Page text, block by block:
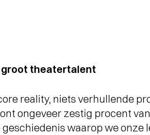
theatertalent
reality, niets verhullende
ongeveer zestig procent
waarop we